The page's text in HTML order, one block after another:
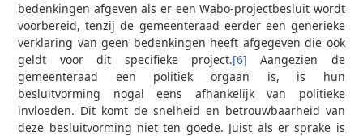
bedenkingen afgeven als er een Wabo-projectbesluit wordt
voorbereid, tenzij de gemeenteraad eerder een generieke
verklaring van geen bedenkingen heeft afgegeven die ook
geldt voor dit specifieke project.[6] Aangezien de
gemeenteraad een politiek orgaan is, is hun
besluitvorming nogal eens afhankelijk van politieke
invloeden. Dit komt de snelheid en betrouwbaarheid van
deze besluitvorming niet ten goede. Juist als er sprake is